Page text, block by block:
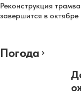
Реконструкция
завершится в октябре
Погода